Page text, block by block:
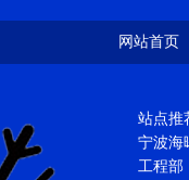
网站首页
站点推
宁波
工程部